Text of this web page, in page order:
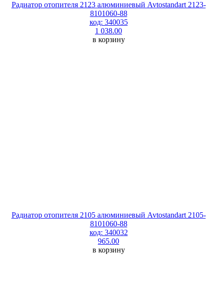
Радиатор отопителя 2123 алюминиевый Avtostandart 2123-
8101060-88
код: 340035
1 038.00
в корзину
Радиатор отопителя 2105 алюминиевый Avtostandart 2105-
8101060-88
код: 340032
965.00
в корзину